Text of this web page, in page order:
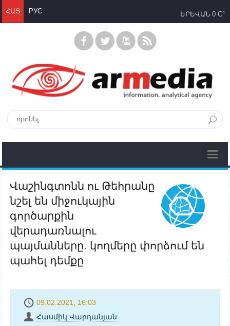
ՀԱՅ РУС ԵՐԵՎԱՆ 0 C°
Վաշինգտոնն ու Թեհրանը
նշել են միջուկային
գործարքին
վերադառնալու
պայմանները. կողմերը փորձում են
պահել դեմքը
09.02.2021, 16:03
Հասմիկ Վարդանյան